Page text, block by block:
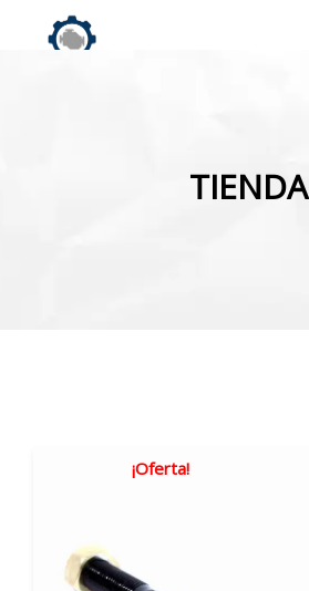
TIENDA
¡Oferta!